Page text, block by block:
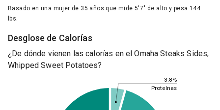
Basado en una mujer de 35 años que mide 5'7" de alto y pesa 144
lbs.
Desglose de Calorías
¿De dónde vienen las calorías en el Omaha Steaks Sides,
Whipped Sweet Potatoes?
3.8%
Proteínas